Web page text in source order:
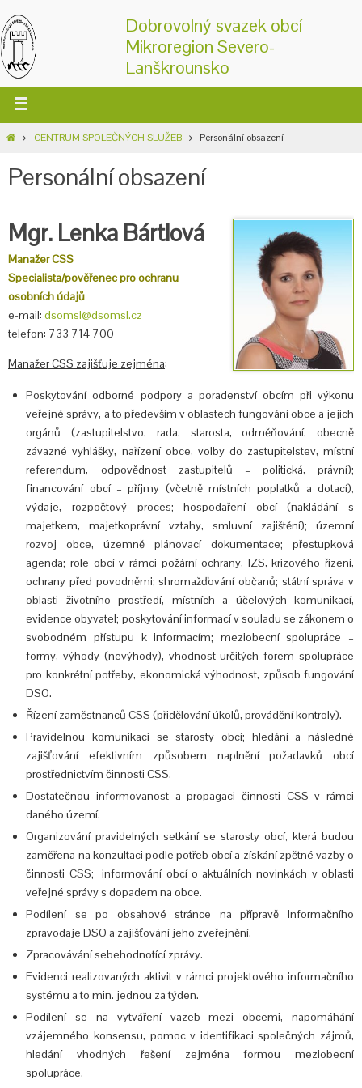
Dobrovolný svazek obcí
Mikroregion Severo-
Lanškrounsko
CENTRUM SPOLEČNÝCH SLUŽEB Personální obsazení
Personální obsazení
Mgr. Lenka Bártlová
Manažer CSS
Specialista/pověřenec pro ochranu
osobních údajů
e-mail: dsomsl@dsomsl.cz
telefon: 733 714 700
Manažer CSS zajišťuje zejména:
Poskytování odborné podpory a poradenství obcím při výkonu
veřejné správy, a to především v oblastech fungování obce a jejich
orgánů (zastupitelstvo, rada, starosta, odměňování, obecně
závazné vyhlášky, nařízení obce, volby do zastupitelstev, místní
referendum, odpovědnost zastupitelů – politická, právní);
financování obcí – příjmy (včetně místních poplatků a dotací),
výdaje, rozpočtový proces; hospodaření obcí (nakládání s
majetkem, majetkoprávní vztahy, smluvní zajištění); územní
rozvoj obce, územně plánovací dokumentace; přestupková
agenda; role obcí v rámci požární ochrany, IZS, krizového řízení,
ochrany před povodněmi; shromažďování občanů; státní správa v
oblasti životního prostředí, místních a účelových komunikací,
evidence obyvatel; poskytování informací v souladu se zákonem o
svobodném přístupu k informacím; meziobecní spolupráce –
formy, výhody (nevýhody), vhodnost určitých forem spolupráce
pro konkrétní potřeby, ekonomická výhodnost, způsob fungování
DSO.
Řízení zaměstnanců CSS (přidělování úkolů, provádění kontroly).
Pravidelnou komunikaci se starosty obcí; hledání a následné
zajišťování efektivním způsobem naplnění požadavků obcí
prostřednictvím činnosti CSS.
Dostatečnou informovanost a propagaci činnosti CSS v rámci
daného území.
Organizování pravidelných setkání se starosty obcí, která budou
zaměřena na konzultaci podle potřeb obcí a získání zpětné vazby o
činnosti CSS; informování obcí o aktuálních novinkách v oblasti
veřejné správy s dopadem na obce.
Podílení se po obsahové stránce na přípravě Informačního
zpravodaje DSO a zajišťování jeho zveřejnění.
Zpracovávání sebehodnotící zprávy.
Evidenci realizovaných aktivit v rámci projektového informačního
systému a to min. jednou za týden.
Podílení se na vytváření vazeb mezi obcemi, napomáhání
vzájemného konsensu, pomoc v identifikaci společných zájmů,
hledání vhodných řešení zejména formou meziobecní
spolupráce.